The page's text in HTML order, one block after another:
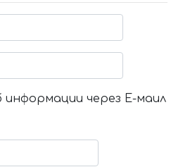
через Е-маил